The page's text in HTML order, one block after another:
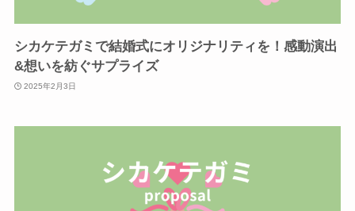
シカケテガミで結婚式にオリジナリティを！感動演出
&想いを紡ぐサプライズ
2025年2月3日